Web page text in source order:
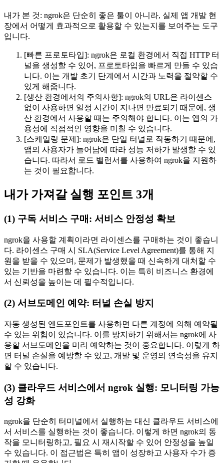
내가 본 것: ngrok은 단순히 좋은 툴이 아니라, 실제 앱 개발 현
장에서 어떻게 효과적으로 활용할 수 있는지를 보여주는 도구
입니다.
[빠른 프로토타입]: ngrok은 로컬 환경에서 직접 HTTP 터
널을 생성할 수 있어, 프로토타입을 빠르게 만들 수 있습
니다. 이는 개발 초기 단계에서 시간과 노력을 절약할 수
있게 해줍니다.
[생산 환경에서의 주의사항]: ngrok의 URL은 라이센스
없이 사용하면 일정 시간이 지나면 만료되기 때문에, 생
산 환경에서 사용할 때는 주의해야 합니다. 이는 앱의 가
용성에 직접적인 영향을 미칠 수 있습니다.
[스케일링 문제]: ngrok은 단일 터널로 작동하기 때문에,
앱의 사용자가 늘어남에 따라 성능 저하가 발생할 수 있
습니다. 따라서 로드 밸런서를 사용하여 ngrok을 지원하
는 것이 필요합니다.
내가 가져갈 실행 포인트 3개
(1) 구독 서비스 구매: 서비스 안정성 확보
ngrok을 사용할 계획이라면 라이센스를 구매하는 것이 좋습니
다. 라이센스 구매 시 SLA(Service Level Agreement)를 통해 지
원을 받을 수 있으며, 문제가 발생했을 때 신속하게 대처할 수
있는 기반을 마련할 수 있습니다. 이는 특히 비즈니스 환경에
서 신뢰성을 높이는 데 필수적입니다.
(2) 서브도메인 예약: 터널 손실 방지
자동 생성된 엔드포인트를 사용하면 다른 계정에 의해 예약될
수 있는 위험이 있습니다. 이를 방지하기 위해서는 ngrok에 사
용할 서브도메인을 미리 예약하는 것이 중요합니다. 이렇게 하
면 터널 손실을 예방할 수 있고, 개발 및 운영의 연속성을 유지
할 수 있습니다.
(3) 클라우드 서비스에서 ngrok 실행: 모니터링 가능
성 강화
ngrok을 단순히 터미널에서 실행하는 대신 클라우드 서비스에
서 서비스를 실행하는 것이 좋습니다. 이렇게 하면 ngrok의 동
작을 모니터링하고, 필요 시 재시작할 수 있어 안정성을 높일
수 있습니다. 이 접근법은 특히 앱이 성장하고 사용자 수가 증